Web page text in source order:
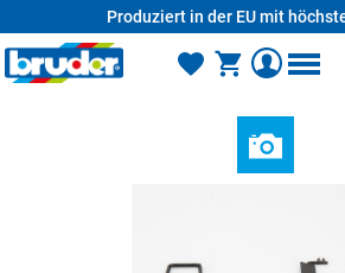
Produziert in der EU mit